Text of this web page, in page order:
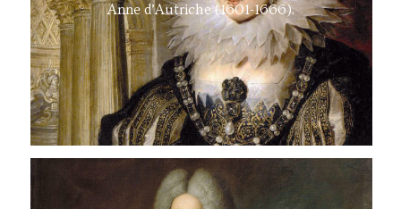
Anne d’Autriche (1601-1666).